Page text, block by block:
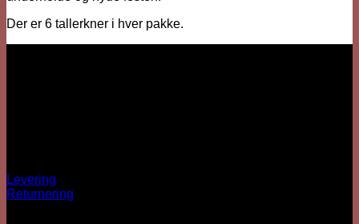
Der er 6 tallerkner i hver pakke.
Levering
Returnering